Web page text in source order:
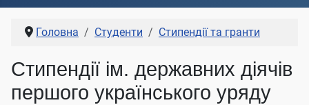
Головна Студенти Стипендії та гранти
Стипендії ім. державних діячів
першого українського уряду